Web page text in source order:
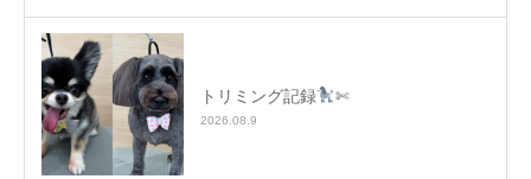
トリミング記録 ✄
2026.08.9